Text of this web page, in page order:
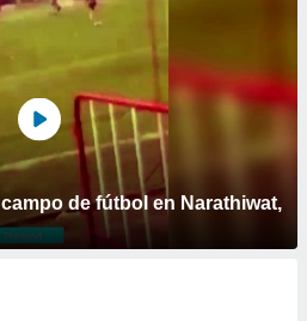
de fútbol en Narathiwat,